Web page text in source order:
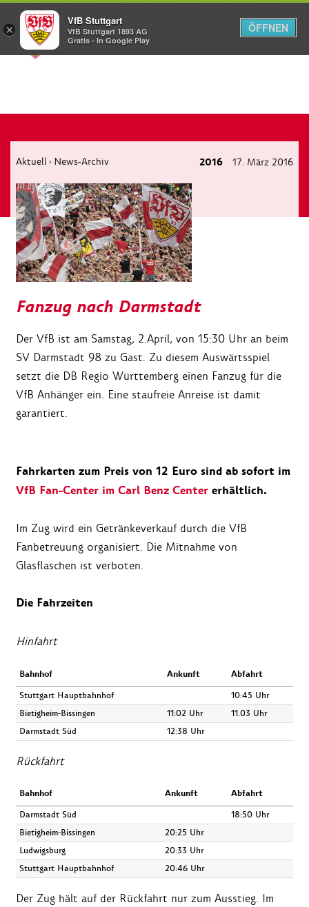
Menü
Aktuell › News-Archiv 2016 17. März 2016
Fanzug nach Darmstadt
Der VfB ist am Samstag, 2.April, von 15:30 Uhr an beim
SV Darmstadt 98 zu Gast. Zu diesem Auswärtsspiel
setzt die DB Regio Württemberg einen Fanzug für die
VfB Anhänger ein. Eine staufreie Anreise ist damit
garantiert.
Fahrkarten zum Preis von 12 Euro sind ab sofort im
VfB Fan-Center im Carl Benz Center erhältlich.
Im Zug wird ein Getränkeverkauf durch die VfB
Fanbetreuung organisiert. Die Mitnahme von
Glasflaschen ist verboten.
Die Fahrzeiten
Hinfahrt
Bahnhof Ankunft Abfahrt
Stuttgart Hauptbahnhof
10:45 Uhr
Bietigheim-Bissingen
11:02 Uhr
11.03 Uhr
Darmstadt Süd
12:38 Uhr
Rückfahrt
Bahnhof Ankunft Abfahrt
Darmstadt Süd
18:50 Uhr
Bietigheim-Bissingen
20:25 Uhr
Ludwigsburg
20:33 Uhr
Stuttgart Hauptbahnhof
20:46 Uhr
Der Zug hält auf der Rückfahrt nur zum Ausstieg. Im
×
VfB Stuttgart
VfB Stuttgart 1893 AG
Gratis - In Google Play
ÖFFNEN